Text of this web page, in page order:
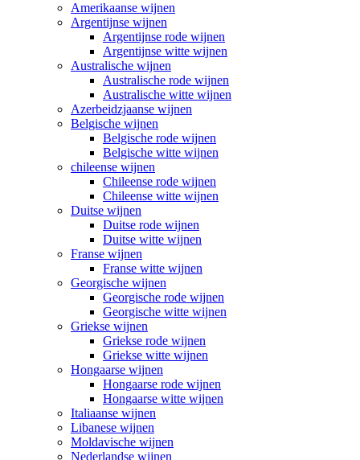
Amerikaanse wijnen
Argentijnse wijnen
Argentijnse rode wijnen
Argentijnse witte wijnen
Australische wijnen
Australische rode wijnen
Australische witte wijnen
Azerbeidzjaanse wijnen
Belgische wijnen
Belgische rode wijnen
Belgische witte wijnen
chileense wijnen
Chileense rode wijnen
Chileense witte wijnen
Duitse wijnen
Duitse rode wijnen
Duitse witte wijnen
Franse wijnen
Franse witte wijnen
Georgische wijnen
Georgische rode wijnen
Georgische witte wijnen
Griekse wijnen
Griekse rode wijnen
Griekse witte wijnen
Hongaarse wijnen
Hongaarse rode wijnen
Hongaarse witte wijnen
Italiaanse wijnen
Libanese wijnen
Moldavische wijnen
Nederlandse wijnen